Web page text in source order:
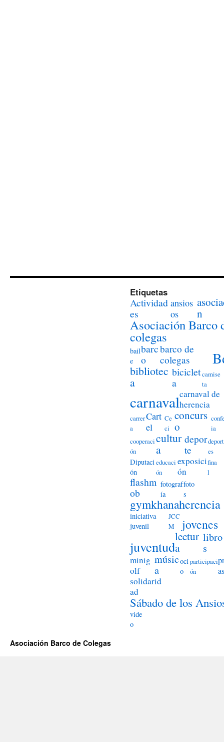
Etiquetas
Actividad
es
ansios
os
n
Asociación Barco
colegas
bail
e
barc
o
barco de
colegas
bibliotec
a
biciclet
a
camise
ta
carnavalcarnaval de
herencia
carrer
a
Cart
el
Ce
ci
concurs
o
ia
cooperaci
ón
cultur
a
depor
te
deport
es
Diputaci
ón
educaci
ón
exposici
ón
fina
l
flashm
ob
fotograf
ía
foto
s
gymkhanaherencia
iniciativa
juvenil
JCC
M
jovenes
juventud
lectur
a
libro
s
minig
olf
músic
a
oci
o
participaci
ón
as
solidarid
ad
Sábado de los
vide
o
Asociación Barco de Colegas